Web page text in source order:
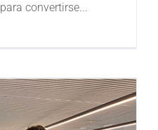
convertirse